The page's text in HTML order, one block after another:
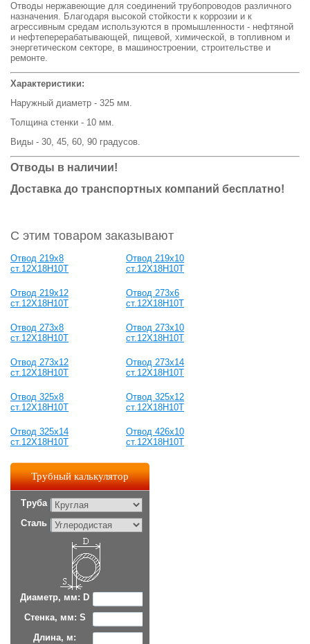
Отводы нержавеющие для соединений трубопроводов различного
назначения. Благодаря высокой стойкости к коррозии и к
агрессивным средам используются в промышленности - нефтяной
и нефтеперерабатывающей, пищевой, химической, в топливном и
энергетическом секторе, в машиностроении, строительстве и
ремонте.
Характеристики:
Наружный диаметр - 325 мм.
Толщина стенки - 10 мм.
Виды - 30, 45, 60, 90 градусов.
Отводы в наличии!
Доставка до транспортных компаний бесплатно!
С этим товаром заказывают
Отвод 219х8
ст.12Х18Н10Т
Отвод 219х10
ст.12Х18Н10Т
Отвод 219х12
ст.12Х18Н10Т
Отвод 273х6
ст.12Х18Н10Т
Отвод 273х8
ст.12Х18Н10Т
Отвод 273х10
ст.12Х18Н10Т
Отвод 273х12
ст.12Х18Н10Т
Отвод 273х14
ст.12Х18Н10Т
Отвод 325х8
ст.12Х18Н10Т
Отвод 325х12
ст.12Х18Н10Т
Отвод 325х14
ст.12Х18Н10Т
Отвод 426х10
ст.12Х18Н10Т
Трубный калькулятор
Труба
Сталь
Диаметр, мм: D
Стенка, мм: S
Длина, м: